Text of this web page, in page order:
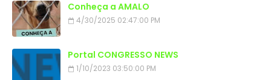
Conheça a AMALO
4/30/2025 02:47:00 PM
Portal CONGRESSO NEWS
1/10/2023 03:50:00 PM